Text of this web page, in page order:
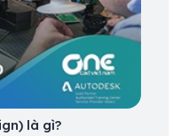
là gì?